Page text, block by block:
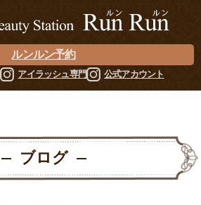
ルンルン予約
アイラッシュ専門 公式アカウント
ブログ